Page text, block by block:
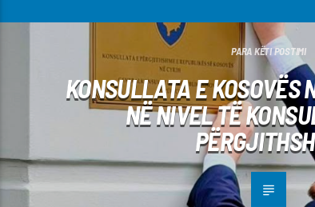
PARA KËTI POSTIMI
KONSULLATA E KOSOVËS
NË NIVEL TË